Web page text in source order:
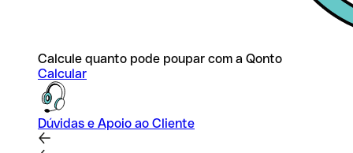
Calcule quanto pode poupar com a Qonto
Calcular
Dúvidas e Apoio ao Cliente